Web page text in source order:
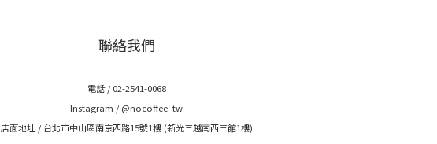
聯絡我們
電話 / 02-2541-0068
Instagram / @nocoffee_tw
店面地址 / 台北市中山區南京西路15號1樓 (新光三越南西三館1樓)